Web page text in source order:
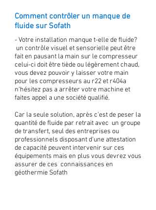
Comment contrôler un manque de
fluide sur Sofath
- Votre installation manque t-elle de fluide?
un contrôle visuel et sensorielle peut être
fait en pausant la main sur le compresseur
celui-ci doit être tiède ou légèrement chaud,
vous devez pouvoir y laisser votre main
pour les compresseurs au r22 et r404a
n'hésitez pas a arrêter votre machine et
faites appel a une société qualifié.
Car la seule solution, après c'est de peser la
quantité de fluide par retrait avec un groupe
de transfert, seul des entreprises ou
professionnels disposant d'une attestation
de capacité peuvent intervenir sur ces
équipements mais en plus vous devrez vous
assurer de ces connaissances en
géothermie Sofath